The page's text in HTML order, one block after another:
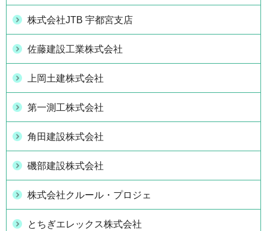
株式会社JTB 宇都宮支店
佐藤建設工業株式会社
上岡土建株式会社
第一測工株式会社
角田建設株式会社
磯部建設株式会社
株式会社クルール・プロジェ
とちぎエレックス株式会社